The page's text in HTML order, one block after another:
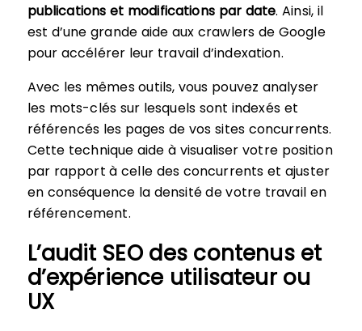
publications et modifications par date. Ainsi, il
est d’une grande aide aux crawlers de Google
pour accélérer leur travail d’indexation.
Avec les mêmes outils, vous pouvez analyser
les mots-clés sur lesquels sont indexés et
référencés les pages de vos sites concurrents.
Cette technique aide à visualiser votre position
par rapport à celle des concurrents et ajuster
en conséquence la densité de votre travail en
référencement.
L’audit SEO des contenus et
d’expérience utilisateur ou
UX